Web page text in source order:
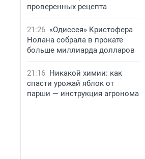
проверенных рецепта
21:26 «Одиссея» Кристофера
Нолана собрала в прокате
больше миллиарда долларов
21:16 Никакой химии: как
спасти урожай яблок от
парши — инструкция агронома